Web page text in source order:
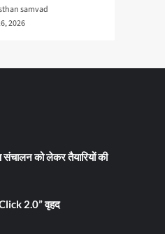
samvad
2026
संचालन को लेकर तैयारियों की
Click 2.0” वृहद